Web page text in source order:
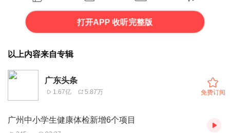
打开APP 收听完整版
以上内容来自专辑
广东头条
1.67亿 5.87万 免费订阅
广州中小学生健康体检新增6个项目